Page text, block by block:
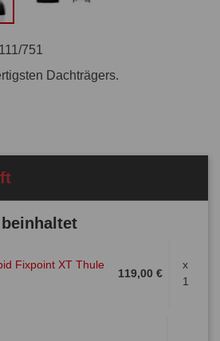
751
Dachträgers.
Fixpoint XT Thule
119,00 €
x
1